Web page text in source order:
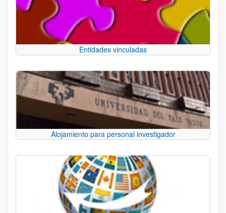
Entidades vinculadas
Alojamiento para personal investigador